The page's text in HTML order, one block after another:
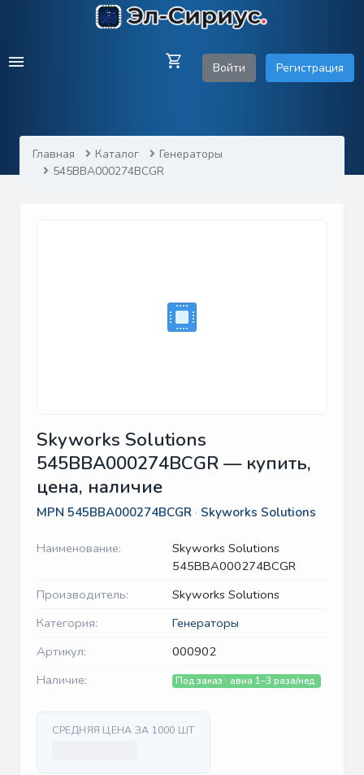
Войти Регистрация
Главная Каталог
Генераторы
545BBA000274BCGR
Skyworks Solutions
545BBA000274BCGR — купить,
цена, наличие
MPN 545BBA000274BCGR · Skyworks Solutions
Наименование:
Skyworks Solutions
545BBA000274BCGR
Производитель:
Skyworks Solutions
Категория:
Генераторы
Артикул:
000902
Наличие:
Под заказ · авиа 1–3 раза/нед.
СРЕДНЯЯ ЦЕНА ЗА 1000 ШТ